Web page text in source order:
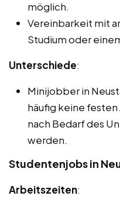
möglich.
Vereinbarkeit mit
Studium oder
Unterschiede:
Minijobber in
häufig keine
nach Bedarf des
werden.
Studentenjobs in
Arbeitszeiten: